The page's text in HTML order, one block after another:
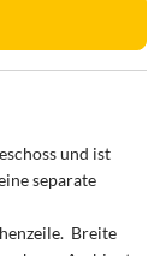
und ist
separate
Breite